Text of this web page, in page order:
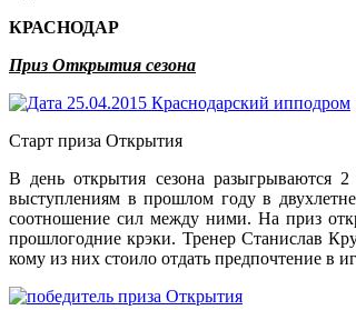
КРАСНОДАР
Приз Открытия сезона
Старт приза Открытия
В день открытия сезона разыгрываются
выступлениям в прошлом году в
соотношение сил между ними. На приз
прошлогодние крэки. Тренер Станислав
кому из них стоило отдать предпочтение в